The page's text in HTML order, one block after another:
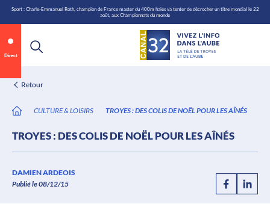
Aller
au
contenu
Sport : Charle-Emmanuel Roth, champion de France master du 400m haies va tenter de décrocher un titre mondial le 22
août, aux Championnats du monde
Direct
Retour
CULTURE & LOISIRS TROYES : DES COLIS DE NOËL POUR LES AÎNÉS
TROYES : DES COLIS DE NOËL POUR LES AÎNÉS
DAMIEN ARDEOIS
Publié le 08/12/15
0:06 / 0:12